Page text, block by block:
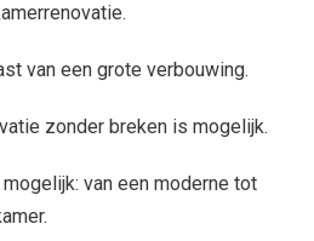
van een grote verbouwing.
zonder breken is mogelijk.
van een moderne tot